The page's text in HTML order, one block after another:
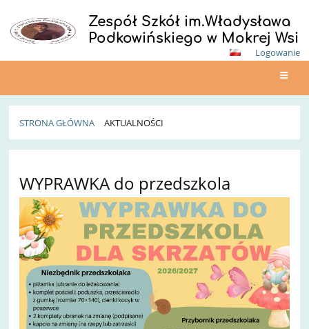
Zespół Szkół im.Władysława
Podkowińskiego w Mokrej Wsi
Logowanie
STRONA GŁÓWNA AKTUALNOŚCI
WYPRAWKA do przedszkola